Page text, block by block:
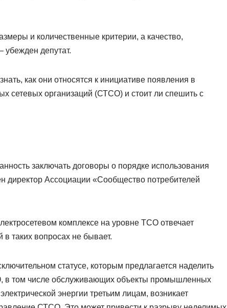
и количественные критерии, а качество,
депутат.
как они относятся к инициативе появления в
сетевых организаций (СТСО) и стоит ли спешить с
заключать договоры о порядке использования
директор Ассоциации «Сообщество потребителей
комплексе на уровне ТСО отвечает
таких вопросах не бывает.
статусе, которым предлагается наделить
в том числе обслуживающих объекты промышленных
энергии третьим лицам, возникает